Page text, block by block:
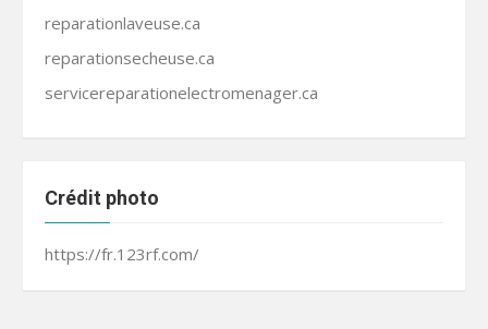
reparationlaveuse.ca
reparationsecheuse.ca
servicereparationelectromenager.ca
Crédit photo
https://fr.123rf.com/